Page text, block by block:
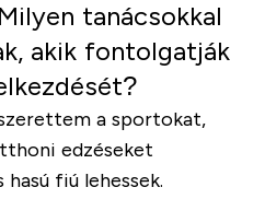
tanácsokkal
akik fontolgatják
a sportokat,
edzéseket
fiú lehessek.